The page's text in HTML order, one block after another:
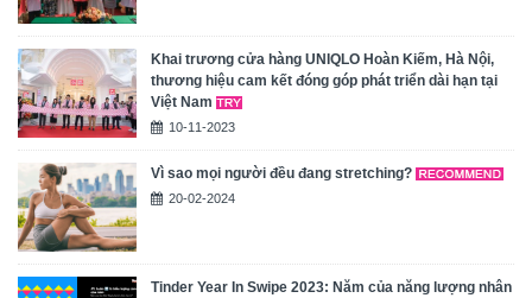
Khai trương cửa hàng UNIQLO Hoàn Kiếm, Hà Nội,
thương hiệu cam kết đóng góp phát triển dài hạn tại
Việt Nam
10-11-2023
Vì sao mọi người đều đang stretching?
20-02-2024
Tinder Year In Swipe 2023: Năm của năng lượng nhân